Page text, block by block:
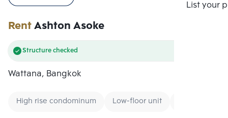
List your
RentAshton Asoke
Structure checked
Wattana, Bangkok
High rise condominum Low-floor unit